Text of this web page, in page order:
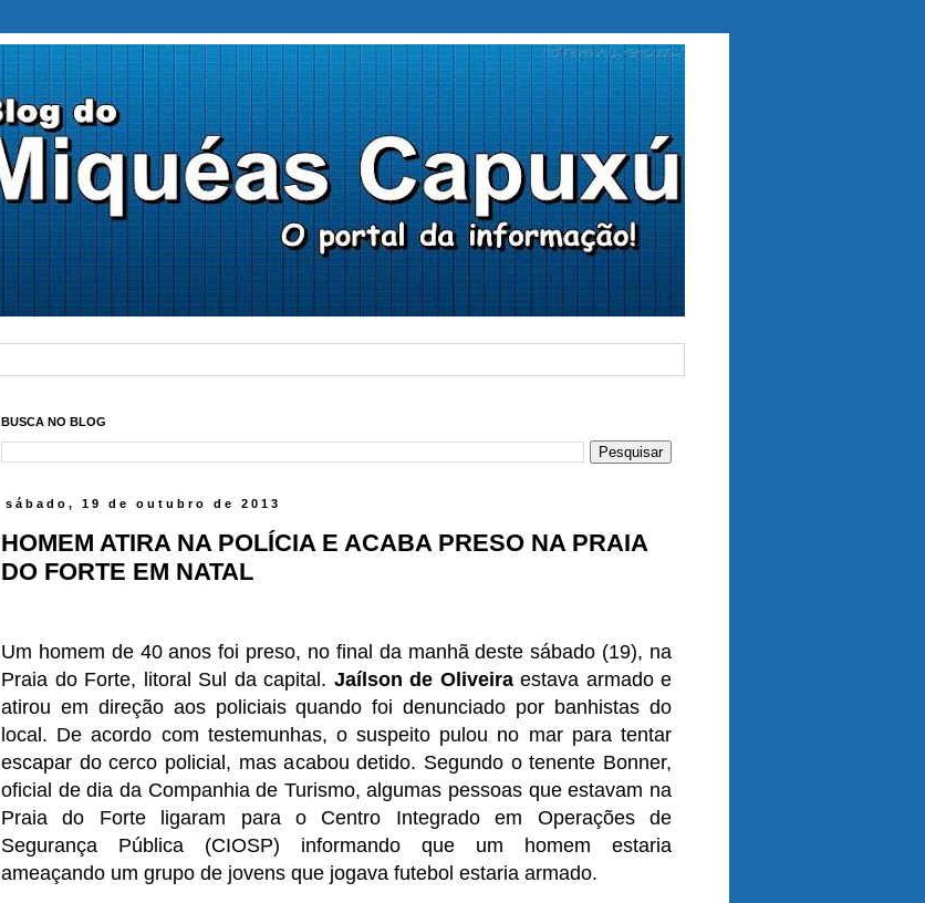
BUSCA NO BLOG
sábado, 19 de outubro de 2013
HOMEM ATIRA NA POLÍCIA E ACABA PRESO NA PRAIA
DO FORTE EM NATAL
Um homem de 40 anos foi preso, no final da manhã deste sábado (19), na
Praia do Forte, litoral Sul da capital. Jaílson de Oliveiraestava armado e
atirou em direção aos policiais quando foi denunciado por banhistas do
local. De acordo com testemunhas, o suspeito pulou no mar para tentar
escapar do cerco policial, mas acabou detido. Segundo o tenente Bonner,
oficial de dia da Companhia de Turismo, algumas pessoas que estavam na
Praia do Forte ligaram para o Centro Integrado em Operações de
Segurança Pública (CIOSP) informando que um homem estaria
ameaçando um grupo de jovens que jogava futebol estaria armado.